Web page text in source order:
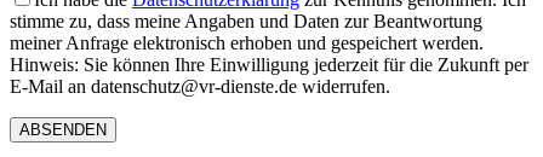
stimme zu, dass meine Angaben und Daten zur Beantwortung
meiner Anfrage elektronisch erhoben und gespeichert werden.
Hinweis: Sie können Ihre Einwilligung jederzeit für die Zukunft per
E-Mail an datenschutz@vr-dienste.de widerrufen.